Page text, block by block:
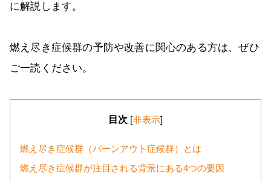
に解説します。
燃え尽き症候群の予防や改善に関心のある方は、ぜひ
ご一読ください。
目次 [非表示]
燃え尽き症候群（バーンアウト症候群）とは
燃え尽き症候群が注目される背景にある4つの要因